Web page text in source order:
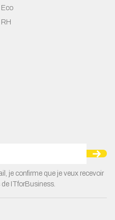
Eco
RH
je confirme que je veux recevoir
ITforBusiness.